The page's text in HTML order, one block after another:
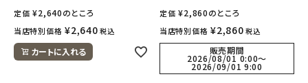
定価 ¥2,640のところ
当店特別価格 ¥2,640 税込
カートに入れる
定価 ¥2,860のところ
当店特別価格 ¥2,860 税込
販売期間
2026/08/01 0:00〜
2026/09/01 9:00